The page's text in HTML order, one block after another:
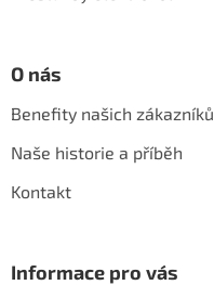
O nás
Benefity našich zákazníků
Naše historie a příběh
Kontakt
Informace pro vás